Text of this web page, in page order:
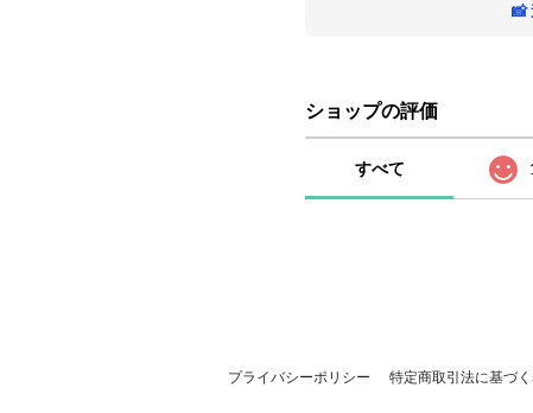
📸
ショップの評価
すべて
プライバシーポリシー 特定商取引法に基づ